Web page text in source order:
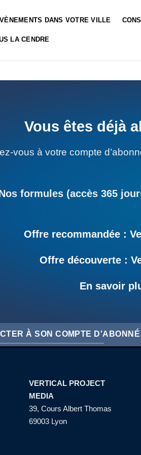
DANS VOTRE VILLE
LA CENDRE
Vous êtes déjà
vous à votre compte
formules (accès 365
Offre recommandée :
Offre découverte :
En savoir
À SON COMPTE D'ABONNÉ
VERTICAL PROJECT
MEDIA
39, Cours Albert Thomas
69003 Lyon